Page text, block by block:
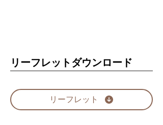
リーフレットダウンロード
リーフレット